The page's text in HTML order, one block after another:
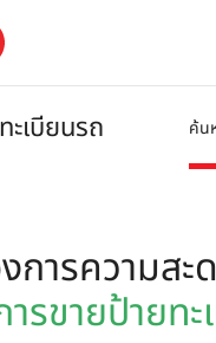
ะเบียนรถ ค้น
การความสะ
ารขายป้ายท